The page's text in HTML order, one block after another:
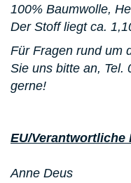
100% Baumwolle,
Der Stoff liegt ca.
Für Fragen rund um
Sie uns bitte an, Tel.
gerne!
EU/Verantwortliche
Anne Deus